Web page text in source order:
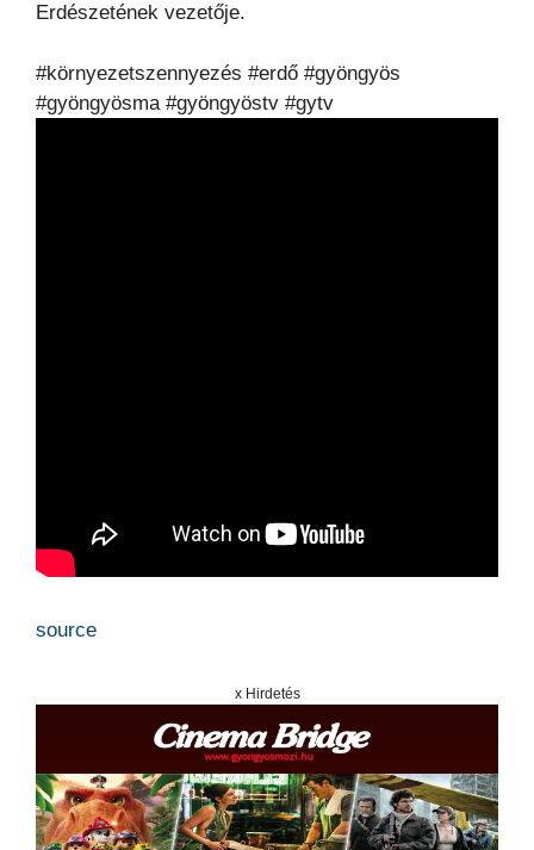
Erdészetének vezetője.
#környezetszennyezés #erdő #gyöngyös
#gyöngyösma #gyöngyöstv #gytv
source
x Hirdetés